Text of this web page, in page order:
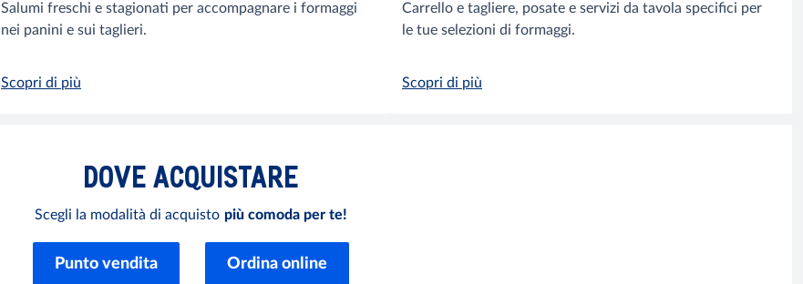
Salumi freschi e stagionati per accompagnare i formaggi
nei panini e sui taglieri.
Scopri di più
Carrello e tagliere, posate e servizi da tavola specifici per
le tue selezioni di formaggi.
Scopri di più
DOVE ACQUISTARE
Scegli la modalità di acquisto più comoda per te!
Punto vendita Ordina online